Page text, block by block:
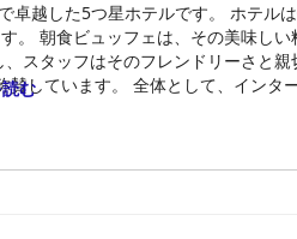
越した5つ星ホテルです。 ホテル
。 朝食ビュッフェは、その美味し
スタッフはそのフレンドリーさと親
しています。 全体として、インタ
む